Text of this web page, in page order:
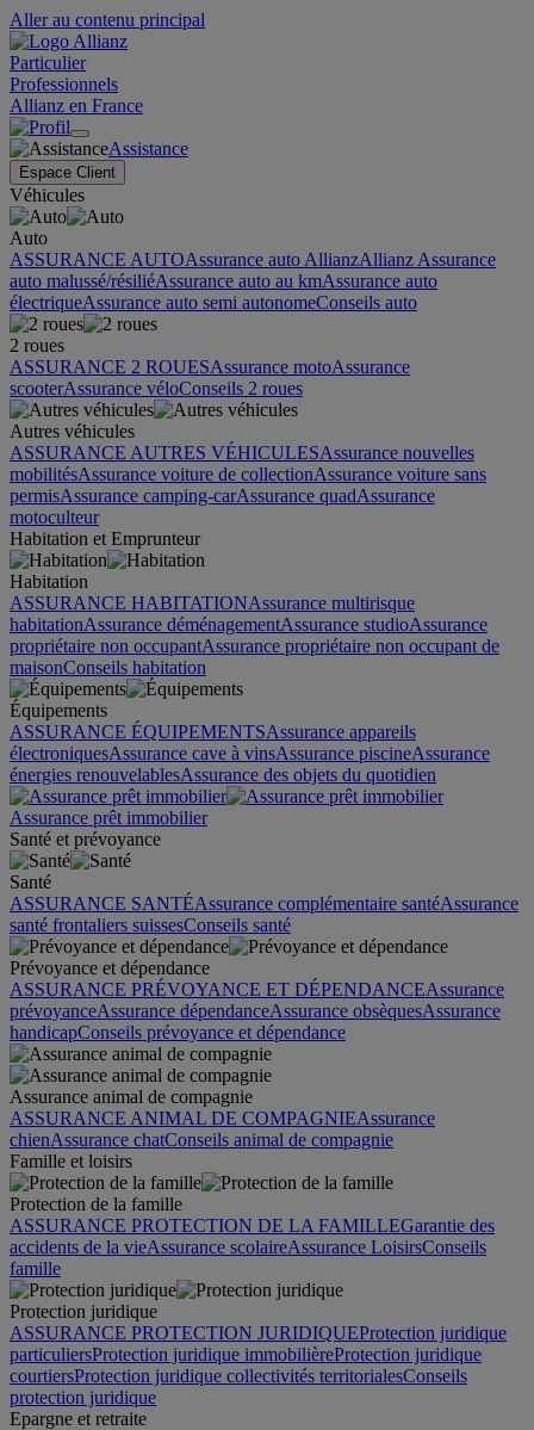
Aller au contenu principal
Particulier
Professionnels
Allianz en France
Assistance
Espace Client
Véhicules
Auto
ASSURANCE AUTOAssurance auto AllianzAllianz Assurance
auto malussé/résiliéAssurance auto au kmAssurance auto
électriqueAssurance auto semi autonomeConseils auto
2 roues
ASSURANCE 2 ROUESAssurance motoAssurance
scooterAssurance véloConseils 2 roues
Autres véhicules
ASSURANCE AUTRES VÉHICULESAssurance nouvelles
mobilitésAssurance voiture de collectionAssurance voiture sans
permisAssurance camping-carAssurance quadAssurance
motoculteur
Habitation et Emprunteur
Habitation
ASSURANCE HABITATIONAssurance multirisque
habitationAssurance déménagementAssurance studioAssurance
propriétaire non occupantAssurance propriétaire non occupant de
maisonConseils habitation
Équipements
ASSURANCE ÉQUIPEMENTSAssurance appareils
électroniquesAssurance cave à vinsAssurance piscineAssurance
énergies renouvelablesAssurance des objets du quotidien
Assurance prêt immobilier
Santé et prévoyance
Santé
ASSURANCE SANTÉAssurance complémentaire santéAssurance
santé frontaliers suissesConseils santé
Prévoyance et dépendance
ASSURANCE PRÉVOYANCE ET DÉPENDANCEAssurance
prévoyanceAssurance dépendanceAssurance obsèquesAssurance
handicapConseils prévoyance et dépendance
Assurance animal de compagnie
ASSURANCE ANIMAL DE COMPAGNIEAssurance
chienAssurance chatConseils animal de compagnie
Famille et loisirs
Protection de la famille
ASSURANCE PROTECTION DE LA FAMILLEGarantie des
accidents de la vieAssurance scolaireAssurance LoisirsConseils
famille
Protection juridique
ASSURANCE PROTECTION JURIDIQUEProtection juridique
particuliersProtection juridique immobilièreProtection juridique
courtiersProtection juridique collectivités territorialesConseils
protection juridique
Epargne et retraite